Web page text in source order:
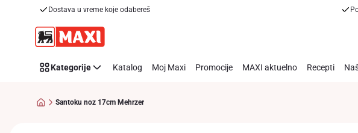
Dostava u vreme koje odabereš
Kategorije Katalog Moj Maxi Promocije MAXI aktuelno Recepti
Santoku noz 17cm Mehrzer